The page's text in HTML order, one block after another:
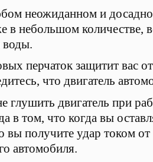
неожиданном и
в небольшом количестве,
перчаток защитит вас
что двигатель
двигатель при
в том, что когда вы
вы получите удар током
автомобиля.